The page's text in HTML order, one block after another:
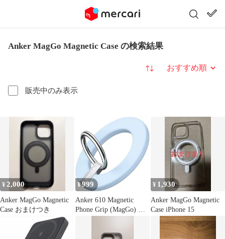
Anker MagGo Magnetic Case の検索結果
販売中のみ表示
並び替え
¥ 2,000
Anker MagGo Magnetic
Case おまけつき
¥999
Anker 610 Magnetic
Phone Grip (MagGo) マ
¥ 1,930
Anker MagGo Magnetic
Case iPhone 15